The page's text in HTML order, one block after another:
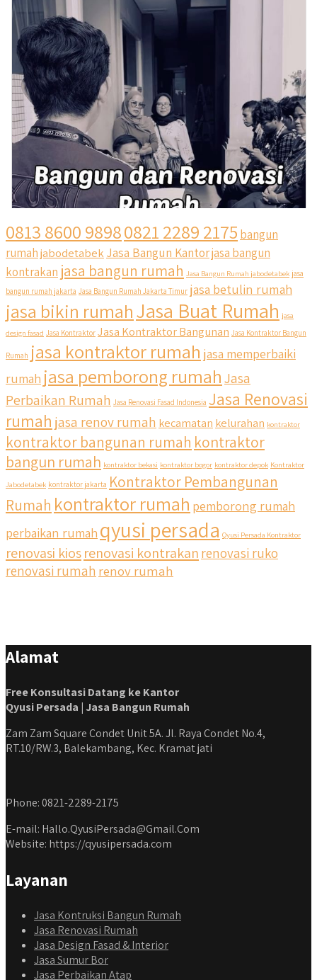
qyusipersada
@qyusipersada 3 years ago
Siapa yang udah masuk List untuk Bangun dan Renovasi
rumah Di @qyusipersada dengan sistem Cicilan ?? 🤗
Untuk informasi lebih lanjut terkait program cicilan ini temen
temen bisa langsung klik link di bio yaa
#jasabangunrumahjakarta #jasarenovasirumahjakarta
#kontraktorjakarta #kontraktorbangunan
#kontraktorbangunanrumah #kontraktorbangunanjakarta
#jasabangunrumahjabodetabek #qyusipersada
0813 8600 98980821 2289 2175 bangun
rumahjabodetabek Jasa Bangun Kantorjasa bangun
kontrakan jasa bangun rumah Jasa Bangun Rumah jabodetabek jasa
bangun rumah jakarta Jasa Bangun Rumah Jakarta Timur jasa betulin rumah
jasa bikin rumahJasa Buat Rumah jasa
design fasad Jasa Kontraktor Jasa Kontraktor Bangunan Jasa Kontraktor Bangun
Rumah jasa kontraktor rumah jasa memperbaiki
rumah jasa pemborong rumahJasa
Perbaikan Rumah Jasa Renovasi Fasad Indonesia Jasa Renovasi
rumah jasa renov rumah kecamatan kelurahan kontraktor
kontraktor bangunan rumah kontraktor
bangun rumah kontraktor bekasi kontraktor bogor kontraktor depok Kontraktor
Jabodetabek kontraktor jakarta Kontraktor Pembangunan
Rumah kontraktor rumah pemborong rumah
perbaikan rumah qyusi persada Qyusi Persada Kontraktor
renovasi kiosrenovasi kontrakanrenovasi ruko
renovasi rumah renov rumah
Alamat
Free Konsultasi Datang ke Kantor
Qyusi Persada | Jasa Bangun Rumah
Zam Zam Square Condet Unit 5A. Jl. Raya Condet No.4,
RT.10/RW.3, Balekambang, Kec. Kramat jati
Phone: 0821-2289-2175
E-mail: Hallo.QyusiPersada@Gmail.Com
Website: https://qyusipersada.com
Layanan
Jasa Kontruksi Bangun Rumah
Jasa Renovasi Rumah
Jasa Design Fasad & Interior
Jasa Sumur Bor
Jasa Perbaikan Atap